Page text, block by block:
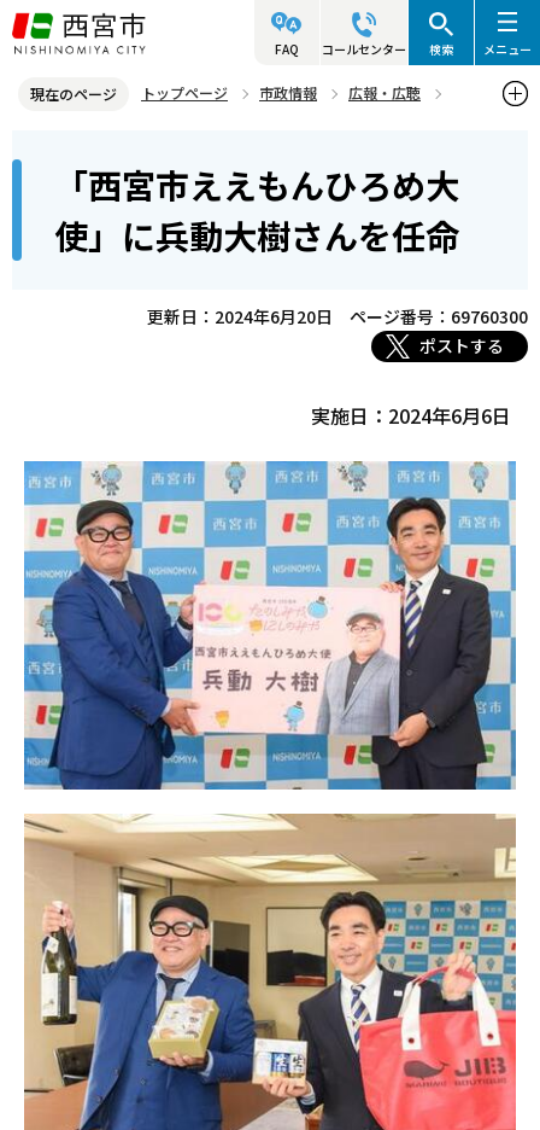
こ
の
ジ
頭
FAQ コールセンター 検索 メニュー
現在のページ トップページ 市政情報
広報・広聴
「西宮市ええもんひろめ大使」に兵動大樹さんを任命
「西宮市ええもんひろめ大
使」に兵動大樹さんを任命
更新日：2024年6月20日
ページ番号：69760300
ポストする
実施日：2024年6月6日